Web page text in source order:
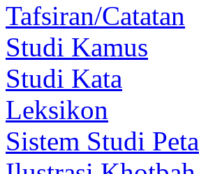
Tafsiran/Catatan
Studi Kamus
Studi Kata
Leksikon
Sistem Studi Peta